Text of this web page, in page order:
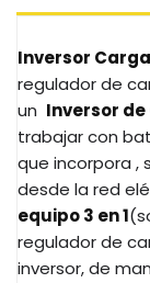
Inversor
regulador de
un Inversor de
trabajar con
que incorpora ,
desde la red
equipo 3 en 1
regulador de
inversor, de